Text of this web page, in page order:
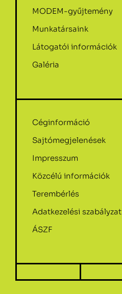
MODEM-gyűjtemény
Munkatársaink
Látogatói információk
Galéria
Céginformáció
Sajtómegjelenések
Impresszum
Közcélú információk
Terembérlés
Adatkezelési szabályzat
ÁSZF